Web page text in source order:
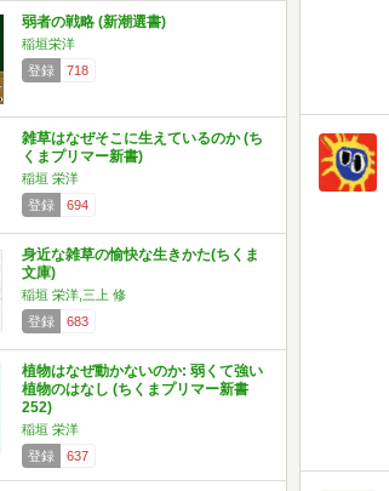
弱者の戦略 (新潮選書)
稲垣栄洋
登録
718
雑草はなぜそこに生えているのか (ち
くまプリマー新書)
稲垣 栄洋
登録
694
身近な雑草の愉快な生きかた(ちくま
文庫)
稲垣 栄洋,三上 修
登録
683
植物はなぜ動かないのか: 弱くて強い
植物のはなし (ちくまプリマー新書
252)
稲垣 栄洋
登録
637